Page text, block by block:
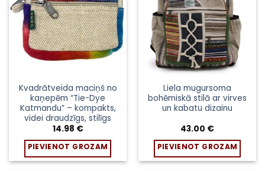
Kvadrātveida maciņš no
kaņepēm “Tie-Dye
Katmandu” – kompakts,
videi draudzīgs, stilīgs
14.98 €
PIEVIENOT GROZAM
Liela mugursoma
bohēmiskā stilā ar virves
un kabatu dizainu
43.00 €
PIEVIENOT GROZAM